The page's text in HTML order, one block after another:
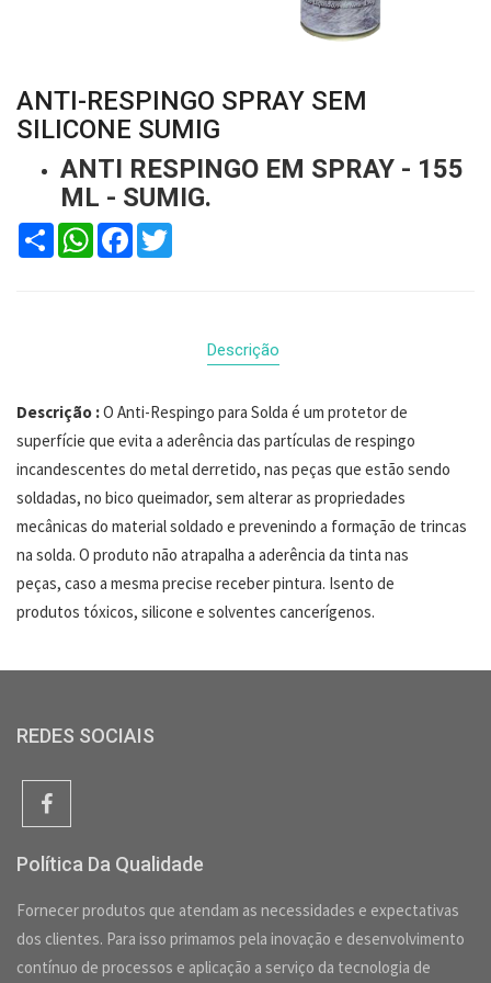
ANTI-RESPINGO SPRAY SEM
SILICONE SUMIG
ANTI RESPINGO EM SPRAY - 155
ML - SUMIG.
Compartilhar
WhatsAppFacebook
Twitter
Descrição
Descrição :O Anti-Respingo para Solda é um protetor de
superfície que evita a aderência das partículas de respingo
incandescentes do metal derretido, nas peças que estão sendo
soldadas, no bico queimador, sem alterar as propriedades
mecânicas do material soldado e prevenindo a formação de trincas
na solda. O produto não atrapalha a aderência da tinta nas
peças, caso a mesma precise receber pintura. Isento de
produtos tóxicos, silicone e solventes cancerígenos.
REDES SOCIAIS
Política Da Qualidade
Fornecer produtos que atendam as necessidades e expectativas
dos clientes. Para isso primamos pela inovação e desenvolvimento
contínuo de processos e aplicação a serviço da tecnologia de